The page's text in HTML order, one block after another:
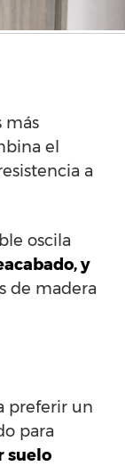
más
el
a
oscila
y
de madera
preferir un
para
suelo